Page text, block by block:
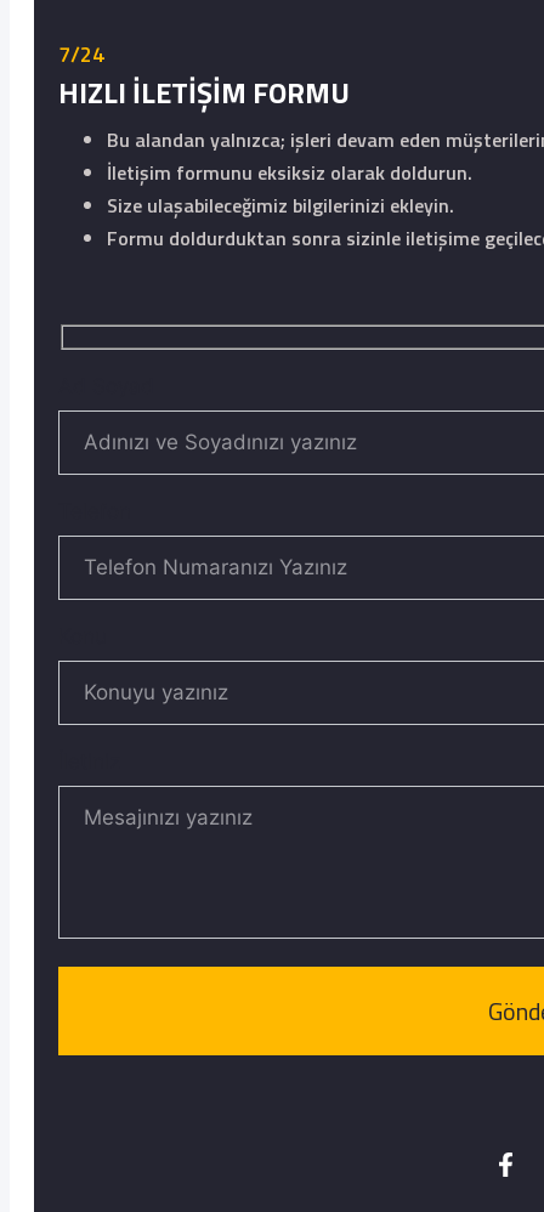
7/24
HIZLI İLETİŞİM FORMU
Bu alandan yalnızca; işleri devam eden
İletişim formunu eksiksiz olarak doldurun.
Size ulaşabileceğimiz bilgilerinizi ekleyin.
Formu doldurduktan sonra sizinle iletişime